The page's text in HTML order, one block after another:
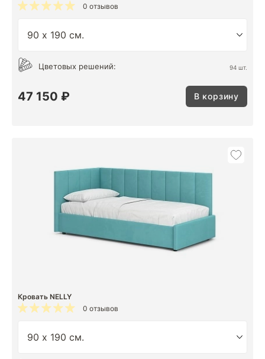
0 отзывов
Цветовых решений: 94 шт.
47 150 ₽ В корзину
Кровать NELLY
0 отзывов